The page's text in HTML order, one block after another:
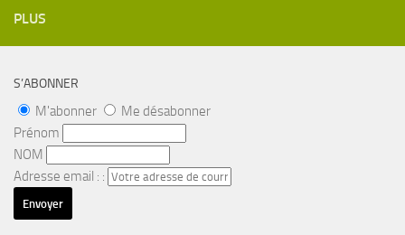
PLUS
S’ABONNER
M'abonner
Me désabonner
Prénom
NOM
Adresse email : :